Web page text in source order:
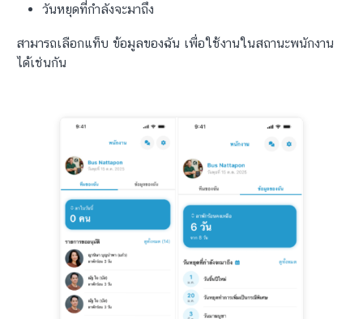
วันหยุดที่กำลังจะมาถึง
สามารถเลือกแท็บ ข้อมูลของฉัน เพื่อใช้งานในสถานะพนักงาน
ได้เช่นกัน